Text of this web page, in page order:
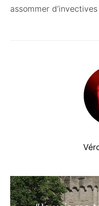
assommer d’invectives